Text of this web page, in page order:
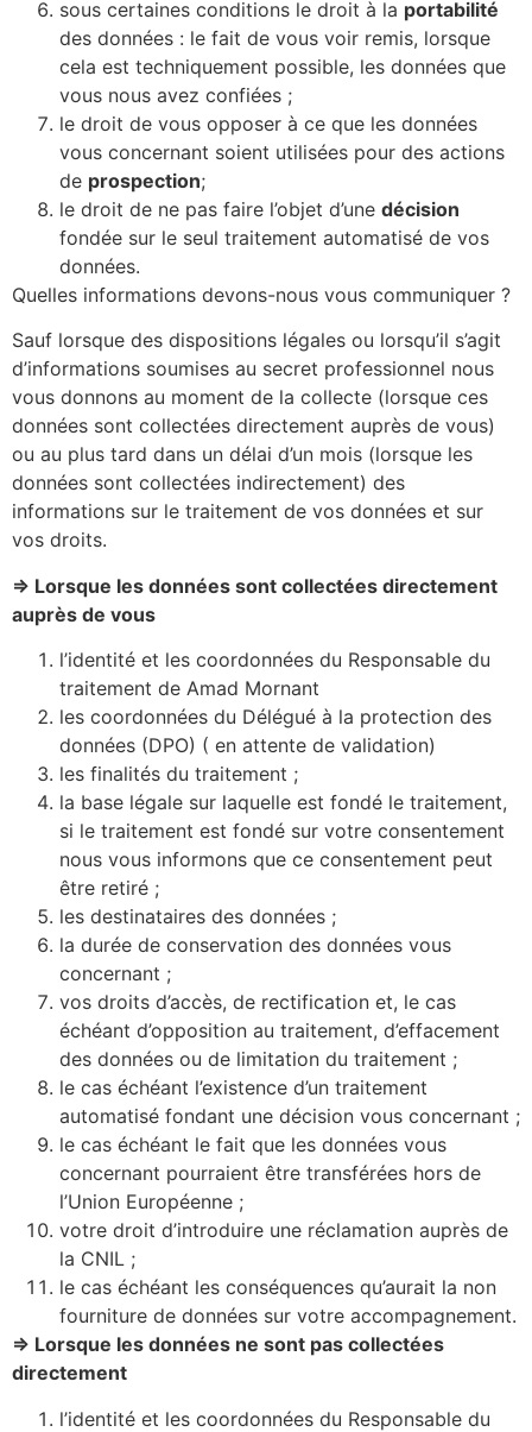
sous certaines conditions le droit à la portabilité
des données : le fait de vous voir remis, lorsque
cela est techniquement possible, les données que
vous nous avez confiées ;
le droit de vous opposer à ce que les données
vous concernant soient utilisées pour des actions
de prospection;
le droit de ne pas faire l’objet d’une décision
fondée sur le seul traitement automatisé de vos
données.
Quelles informations devons-nous vous communiquer ?
Sauf lorsque des dispositions légales ou lorsqu’il s’agit
d’informations soumises au secret professionnel nous
vous donnons au moment de la collecte (lorsque ces
données sont collectées directement auprès de vous)
ou au plus tard dans un délai d’un mois (lorsque les
données sont collectées indirectement) des
informations sur le traitement de vos données et sur
vos droits.
=> Lorsque les données sont collectées directement
auprès de vous
l’identité et les coordonnées du Responsable du
traitement de Amad Mornant
les coordonnées du Délégué à la protection des
données (DPO) ( en attente de validation)
les finalités du traitement ;
la base légale sur laquelle est fondé le traitement,
si le traitement est fondé sur votre consentement
nous vous informons que ce consentement peut
être retiré ;
les destinataires des données ;
la durée de conservation des données vous
concernant ;
vos droits d’accès, de rectification et, le cas
échéant d’opposition au traitement, d’effacement
des données ou de limitation du traitement ;
le cas échéant l’existence d’un traitement
automatisé fondant une décision vous concernant ;
le cas échéant le fait que les données vous
concernant pourraient être transférées hors de
l’Union Européenne ;
votre droit d’introduire une réclamation auprès de
la CNIL ;
le cas échéant les conséquences qu’aurait la non
fourniture de données sur votre accompagnement.
=> Lorsque les données ne sont pas collectées
directement
l’identité et les coordonnées du Responsable du